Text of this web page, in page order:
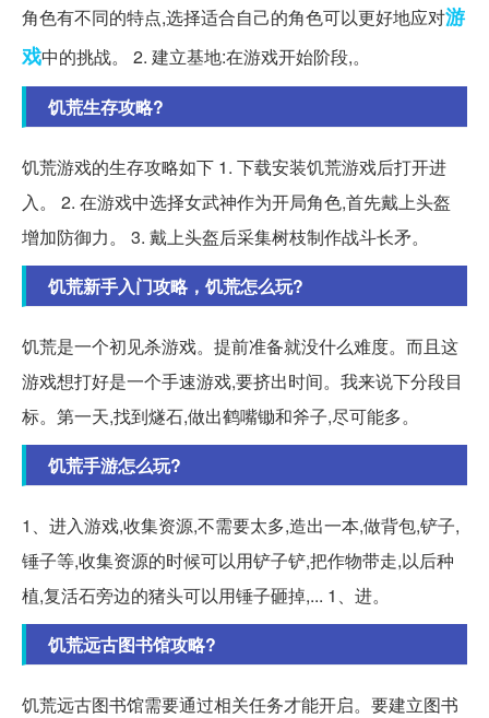
角色有不同的特点,选择适合自己的角色可以更好地应对游
戏中的挑战。 2. 建立基地:在游戏开始阶段,。
饥荒生存攻略?
饥荒游戏的生存攻略如下 1. 下载安装饥荒游戏后打开进
入。 2. 在游戏中选择女武神作为开局角色,首先戴上头盔
增加防御力。 3. 戴上头盔后采集树枝制作战斗长矛。
饥荒新手入门攻略，饥荒怎么玩?
饥荒是一个初见杀游戏。提前准备就没什么难度。而且这
游戏想打好是一个手速游戏,要挤出时间。我来说下分段目
标。第一天,找到燧石,做出鹤嘴锄和斧子,尽可能多。
饥荒手游怎么玩?
1、进入游戏,收集资源,不需要太多,造出一本,做背包,铲子,
锤子等,收集资源的时候可以用铲子铲,把作物带走,以后种
植,复活石旁边的猪头可以用锤子砸掉,... 1、进。
饥荒远古图书馆攻略?
饥荒远古图书馆需要通过相关任务才能开启。要建立图书